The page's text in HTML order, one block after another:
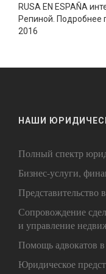
RUSA EN ESPAÑA
Репиной. Подробнее
2016
НАШИ
Полный спектр
Бизнес-услуги,
Сопровождение
и управление
Помощь адвокатов в
Юридическое